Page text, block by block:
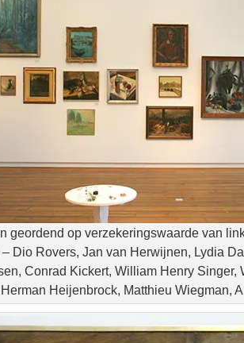
geordend op verzekeringswaarde van
Dio Rovers, Jan van Herwijnen, Lydia
Conrad Kickert, William Henry Singer,
Heijenbrock, Matthieu Wiegman,